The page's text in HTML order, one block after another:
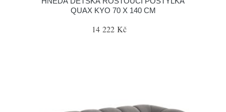
QUAX KYO 70 X 140 CM
14 222 Kč